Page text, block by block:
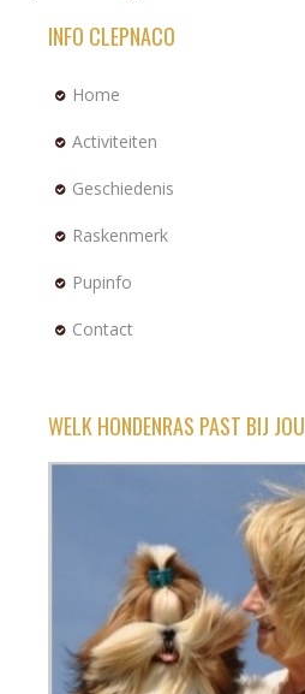
INFO CLEPNACO
Home
Activiteiten
Geschiedenis
Raskenmerk
Pupinfo
Contact
WELK HONDENRAS PAST BIJ JOU